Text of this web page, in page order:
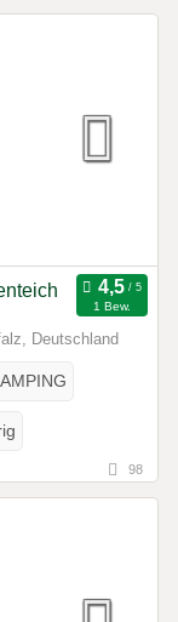
1 Bew.
Deutschland
98